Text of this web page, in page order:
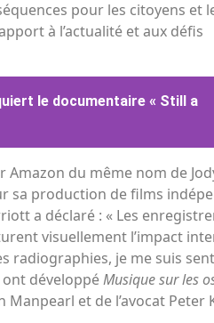
pour les citoyens et
à l’actualité et aux défis
le documentaire « Still a
Amazon du même nom de
sa production de films
a déclaré : « Les
visuellement l’impact
radiographies, je me suis
développéMusique sur les
et de l’avocat Peter